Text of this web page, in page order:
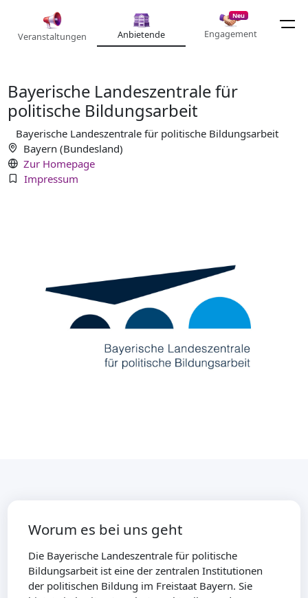
Veranstaltungen Anbietende
Neu
Engagement
Bayerische Landeszentrale für
politische Bildungsarbeit
Bayerische Landeszentrale für politische Bildungsarbeit
Bayern (Bundesland)
Zur Homepage
Impressum
Worum es bei uns geht
Die Bayerische Landeszentrale für politische
Bildungsarbeit ist eine der zentralen Institutionen
der politischen Bildung im Freistaat Bayern. Sie